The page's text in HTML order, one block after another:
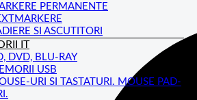
PERMANENTE
SI ASCUTITORI
IT
DVD, BLU-RAY
USB
URI SI TASTATURI. MOUSE PAD-